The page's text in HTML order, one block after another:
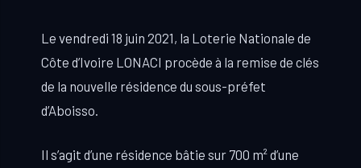
Le vendredi 18 juin 2021, la Loterie Nationale de
Côte d’Ivoire LONACI procède à la remise de clés
de la nouvelle résidence du sous-préfet
d’Aboisso.
Il s’agit d’une résidence bâtie sur 700 m² d’une